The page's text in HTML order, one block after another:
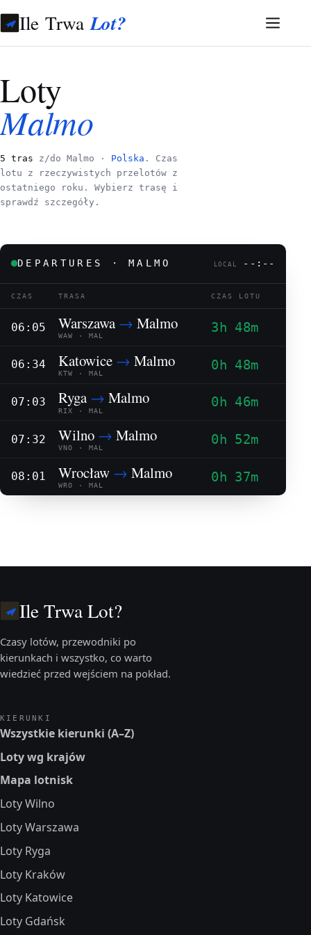
Ile TrwaLot?
Loty
Malmo
5 tras z/do Malmo · Polska . Czas
lotu z rzeczywistych przelotów z
ostatniego roku. Wybierz trasę i
sprawdź szczegóły.
DEPARTURES · MALMO LOCAL --:--
CZAS TRASA CZAS LOTU
06:05 Warszawa → Malmo
WAW · MAL
3h 48m
06:34 Katowice → Malmo
KTW · MAL
0h 48m
07:03 Ryga → Malmo
RIX · MAL
0h 46m
07:32 Wilno → Malmo
VNO · MAL
0h 52m
08:01 Wrocław → Malmo
WRO · MAL
0h 37m
Ile Trwa Lot?
Czasy lotów, przewodniki po
kierunkach i wszystko, co warto
wiedzieć przed wejściem na pokład.
KIERUNKI
Wszystkie kierunki (A–Z)
Loty wg krajów
Mapa lotnisk
Loty Wilno
Loty Warszawa
Loty Ryga
Loty Kraków
Loty Katowice
Loty Gdańsk